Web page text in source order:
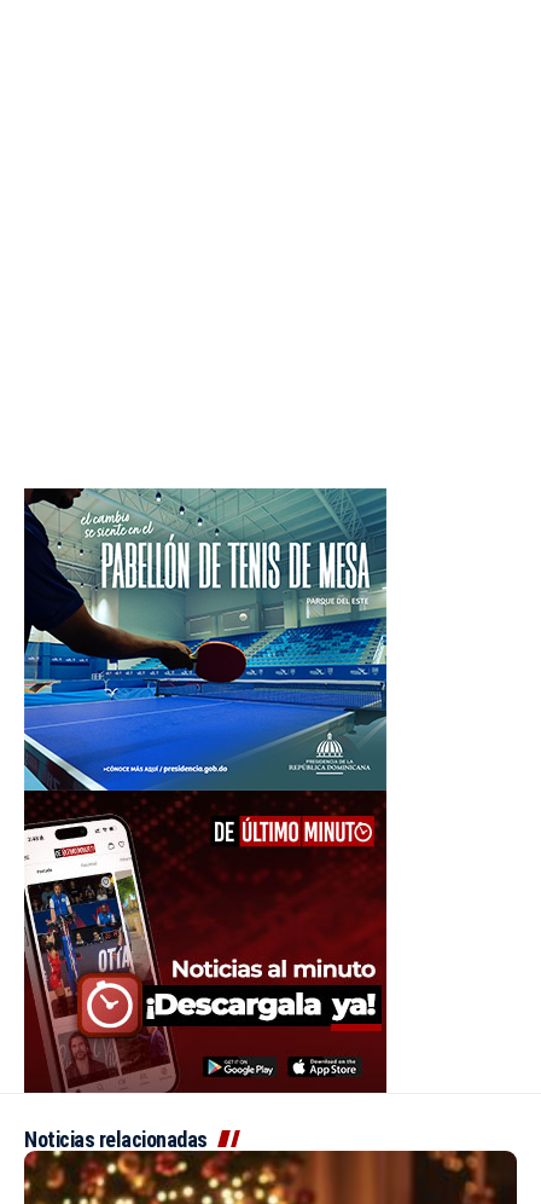
Noticias relacionadas